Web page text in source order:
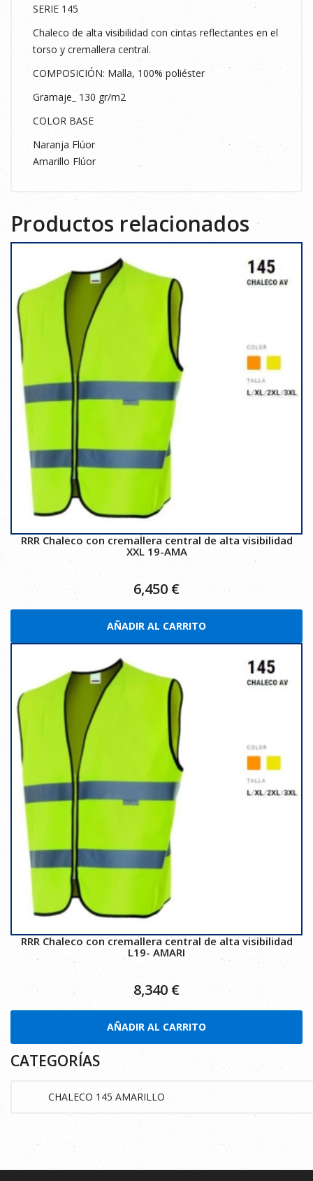
cantidad
SERIE 145
Chaleco de alta visibilidad con cintas reflectantes en el
torso y cremallera central.
COMPOSICIÓN: Malla, 100% poliéster
Gramaje_ 130 gr/m2
COLOR BASE
Naranja Flúor
Amarillo Flúor
Productos relacionados
RRR Chaleco con cremallera central de alta visibilidad
XXL 19-AMA
6,450 €
AÑADIR AL CARRITO
RRR Chaleco con cremallera central de alta visibilidad
L19- AMARI
8,340 €
AÑADIR AL CARRITO
CATEGORÍAS